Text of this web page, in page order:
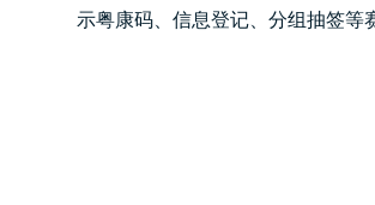
示粤康码、信息登记、分组抽签等